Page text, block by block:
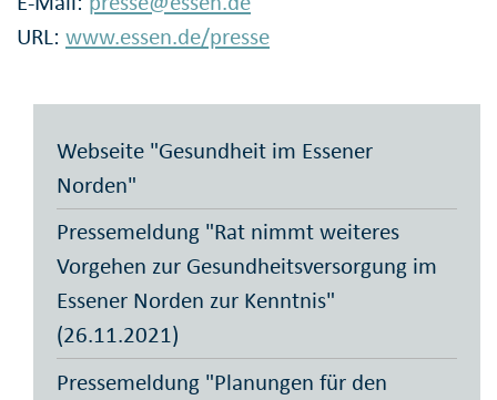
URL: www.essen.de/presse
Webseite "Gesundheit im Essener
Norden"
Pressemeldung "Rat nimmt weiteres
Vorgehen zur Gesundheitsversorgung im
Essener Norden zur Kenntnis"
(26.11.2021)
Pressemeldung "Planungen für den